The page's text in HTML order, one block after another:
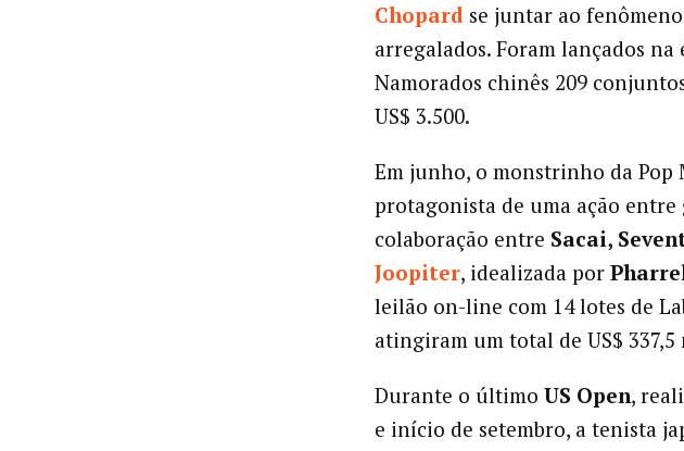
Chopardse juntar ao
arregalados. Foram lançados na
Namorados chinês 209
US$ 3.500.
Em junho, o monstrinho da
protagonista de uma ação entre
colaboração entre Sacai,
Joopiter, idealizada por
leilão on-line com 14 lotes de
atingiram um total de US$
Durante o último US Open,
e início de setembro, a tenista